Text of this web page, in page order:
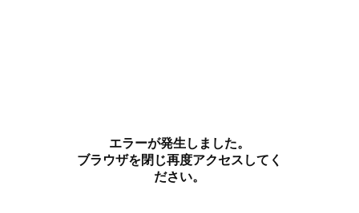
エラーが発生しました。
ブラウザを閉じ再度アクセスしてく
ださい。